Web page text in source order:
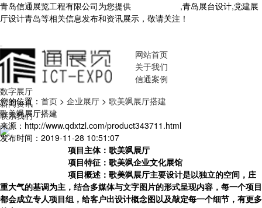
青岛信通展览工程有限公司为您提供
,青岛展台设计,党建展
厅设计青岛等相关信息发布和资讯展示，敬请关注！
网站首页
关于我们
信通案例
数字展厅
新闻资讯
联系我们
您的位置： 首页 > 企业展厅 > 歌美飒展厅搭建
歌美飒展厅搭建
来源：http://www.qdxtzl.com/product343711.html
发布时间：2019-11-28 10:51:07
项目主体：歌美飒展厅
项目特征：歌美飒企业文化展馆
项目概述：歌美飒展厅主要设计是以独立的空间，庄
重大气的基调为主，结合多媒体与文字图片的形式呈现内容，每一个项目
都会成立专人项目组，给客户出设计概念图以及敲定每一个细节，有更多